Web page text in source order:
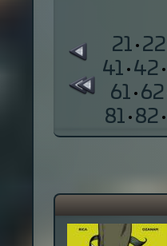
21 · 22
41 · 42 ·
61 · 62
81 · 82 ·